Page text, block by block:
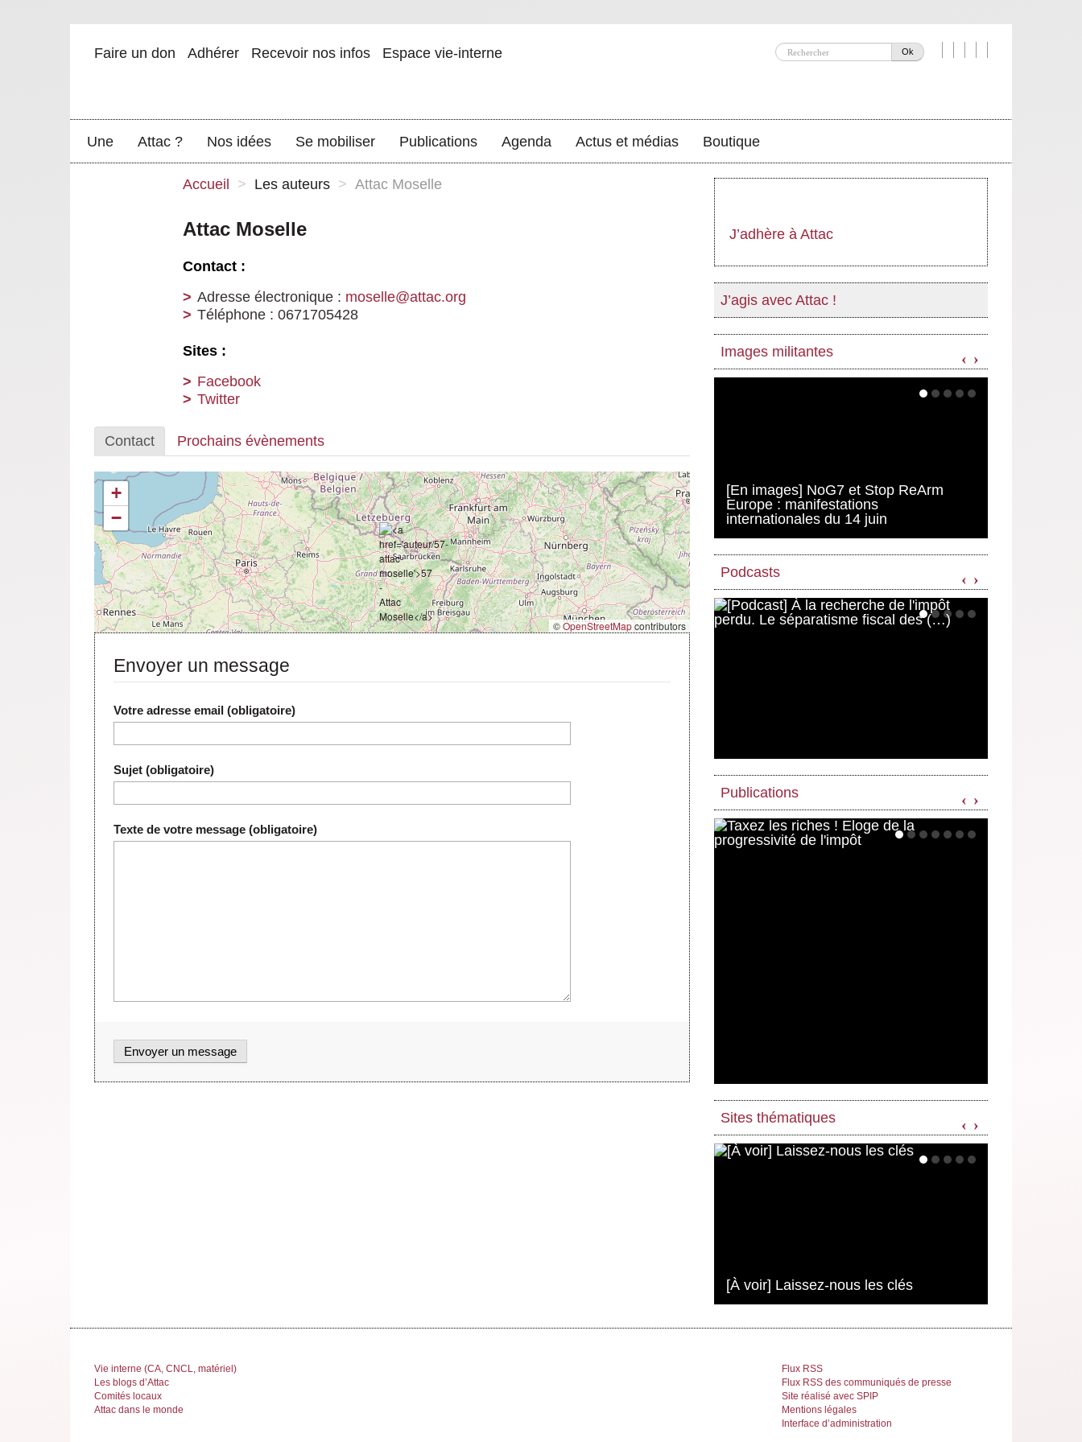
Ok
Faire un don Adhérer Recevoir nos infos Espace vie-interne
Une Attac ? Nos idées Se mobiliser Publications Agenda Actus et médias Boutique
Accueil > Les auteurs > Attac Moselle
Attac Moselle
Contact :
Adresse électronique : moselle@attac.org
Téléphone : 0671705428
Sites :
Facebook
Twitter
Contact Prochains évènements
+
−
©OpenStreetMapcontributors
Envoyer un message
Votre adresse email (obligatoire)
Sujet (obligatoire)
Texte de votre message (obligatoire)
J’adhère à Attac
J’agis avec Attac !
Images militantes
[En images] NoG7 et Stop ReArm
Europe : manifestations
internationales du 14 juin
‹ ›
Podcasts ‹ ›
Publications ‹ ›
Sites thématiques
[À voir] Laissez-nous les clés
‹ ›
Vie interne (CA, CNCL, matériel)
Les blogs d’Attac
Comités locaux
Attac dans le monde
Flux RSS
Flux RSS des communiqués de presse
Site réalisé avec SPIP
Mentions légales
Interface d’administration